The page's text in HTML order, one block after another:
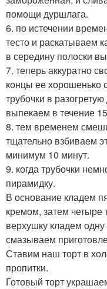
помощи дуршлага.
6. по истечении
тесто и раскатываем
в середину полоски
7. теперь аккуратно
концы ее хорошенько
трубочки в
выпекаем в течение
8. тем временем
тщательно взбиваем
минимум 10 минут.
9. когда трубочки
пирамидку.
В основание кладем
кремом, затем четыре
верхушку кладем
смазываем
Ставим наш торт в
пропитки.
Готовый торт